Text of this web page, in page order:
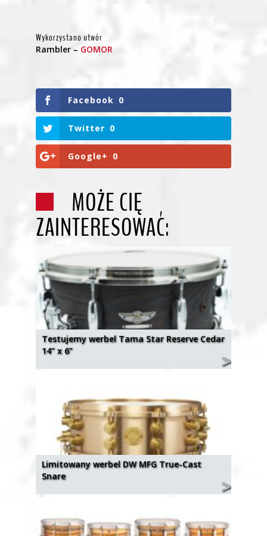
Wykorzystano utwór
Rambler – GOMOR
Facebook 0
Twitter 0
Google+ 0
MOŻE CIĘ
ZAINTERESOWAĆ:
Testujemy werbel Tama Star Reserve Cedar
14” x 6”
Limitowany werbel DW MFG True-Cast
Snare